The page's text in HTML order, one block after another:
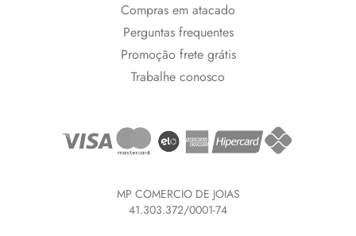
Compras em atacado
Perguntas frequentes
Promoção frete grátis
Trabalhe conosco
MP COMERCIO DE JOIAS
41.303.372/0001-74